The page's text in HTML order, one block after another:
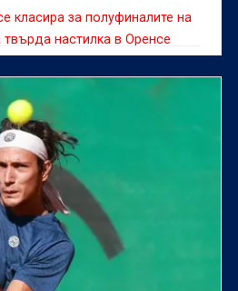
класира за полуфиналите на
твърда настилка в Оренсе
фонд от 60 хиляди долара.